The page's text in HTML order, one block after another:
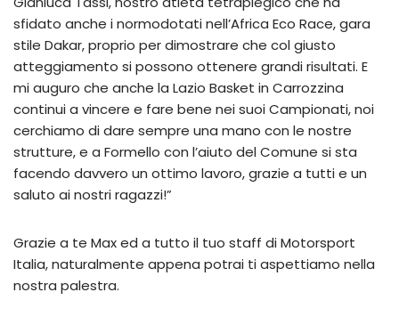
sfidato anche i normodotati nell’Africa Eco Race, gara
stile Dakar, proprio per dimostrare che col giusto
atteggiamento si possono ottenere grandi risultati. E
mi auguro che anche la Lazio Basket in Carrozzina
continui a vincere e fare bene nei suoi Campionati, noi
cerchiamo di dare sempre una mano con le nostre
strutture, e a Formello con l’aiuto del Comune si sta
facendo davvero un ottimo lavoro, grazie a tutti e un
saluto ai nostri ragazzi!”
Grazie a te Max ed a tutto il tuo staff di Motorsport
Italia, naturalmente appena potrai ti aspettiamo nella
nostra palestra.